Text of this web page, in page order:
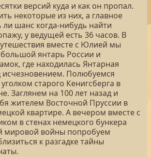
версий куда и как он пропал.
некоторые из них, а главное
ли шанс когда-нибудь найти
у ведущей есть 36 часов. В
вместе с Юлией мы
янтарь России и
где находилась Янтарная
исчезновением. Полюбуемся
старого Кенигсберга в
Заглянем на 100 лет назад и
жителем Восточной Пруссии в
квартире. А вечером вместе с
в стенах немецкого бункера
мировой войны попробуем
к разгадке тайны